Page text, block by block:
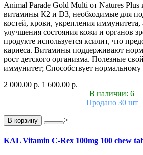
Animal Parade Gold Multi от Natures Plus
витамины К2 и D3, необходимые для
костей, крови, укрепления
улучшения состояния кожи и органов
продукте используется ксилит, что
кариеса. Витамины поддерживают
рост детского организма. Полезные
иммунитет; Способствует нормальному
2 000.00 р. 1 600.00 р.
В наличии: 6
Продано 30 шт
В корзину >
KAL Vitamin C-Rex 100mg 100 chew